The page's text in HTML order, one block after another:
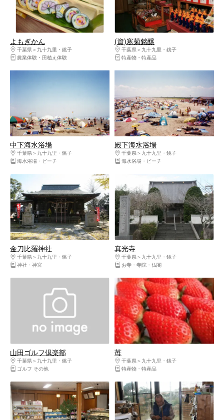
よもぎかん
千葉県
九十九里・銚子
農業体験・田植え体験
(資)寒菊銘醸
千葉県
九十九里・銚子
特産物・特産品
中下海水浴場
千葉県
九十九里・銚子
海水浴場・ビーチ
殿下海水浴場
千葉県
九十九里・銚子
海水浴場・ビーチ
金刀比羅神社
千葉県
九十九里・銚子
神社・神宮
真光寺
千葉県
九十九里・銚子
お寺・寺院・仏閣
山田ゴルフ倶楽部
千葉県
九十九里・銚子
ゴルフ その他
苺
千葉県
九十九里・銚子
特産物・特産品